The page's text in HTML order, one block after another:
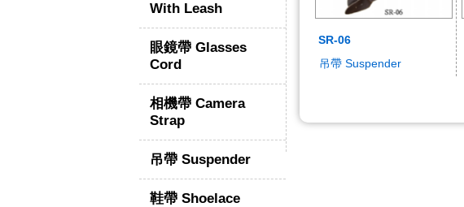
With Leash
眼鏡帶 Glasses
Cord
相機帶 Camera
Strap
吊帶 Suspender
鞋帶 Shoelace
SR-06
吊帶 Suspender